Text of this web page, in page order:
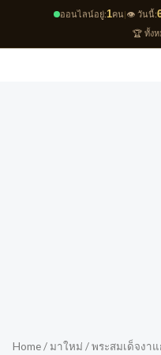
ออนไลน์อยู่:1คน|👁️ วันนี้:
🏆 ทั้งห
content
Home/ มาใหม่ / พระสมเด็จงา